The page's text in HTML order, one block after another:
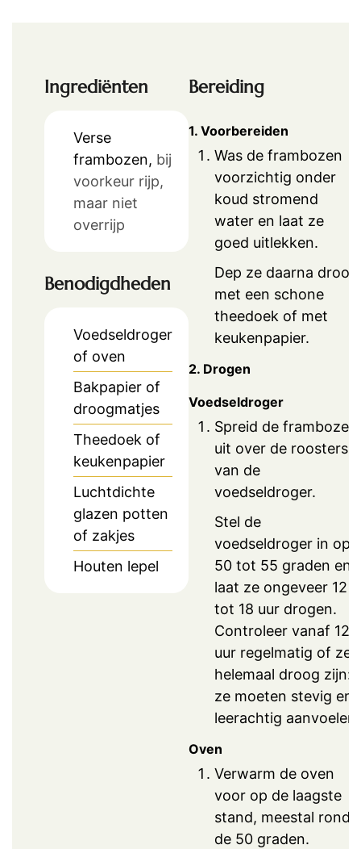
Ingrediënten
Verse
frambozen, bij
voorkeur rijp,
maar niet
overrijp
Benodigdheden
Voedseldroger
of oven
Bakpapier of
droogmatjes
Theedoek of
keukenpapier
Luchtdichte
glazen potten
of zakjes
Houten lepel
Bereiding
1. Voorbereiden
Was de frambozen
voorzichtig onder
koud stromend
water en laat ze
goed uitlekken.
Dep ze daarna droog
met een schone
theedoek of met
keukenpapier.
2. Drogen
Voedseldroger
Spreid de frambozen
uit over de roosters
van de
voedseldroger.
Stel de
voedseldroger in op
50 tot 55 graden en
laat ze ongeveer 12
tot 18 uur drogen.
Controleer vanaf 12
uur regelmatig of ze
helemaal droog zijn:
ze moeten stevig en
leerachtig aanvoelen.
Oven
Verwarm de oven
voor op de laagste
stand, meestal rond
de 50 graden.